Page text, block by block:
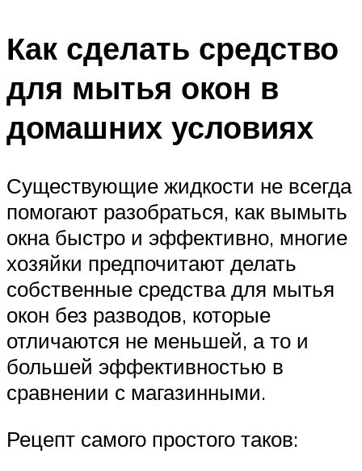
Как сделать средство
для мытья окон в
домашних условиях
Существующие жидкости не всегда
помогают разобраться, как вымыть
окна быстро и эффективно, многие
хозяйки предпочитают делать
собственные средства для мытья
окон без разводов, которые
отличаются не меньшей, а то и
большей эффективностью в
сравнении с магазинными.
Рецепт самого простого таков: